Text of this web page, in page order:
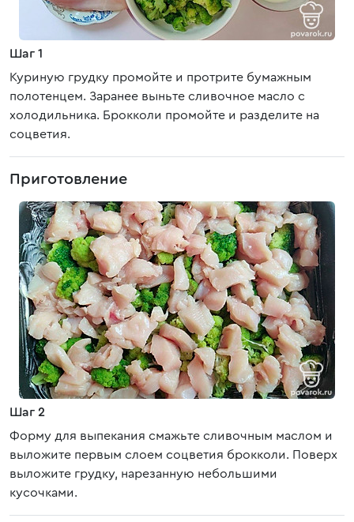
Шаг 1
Куриную грудку промойте и протрите бумажным
полотенцем. Заранее выньте сливочное масло с
холодильника. Брокколи промойте и разделите на
соцветия.
Приготовление
Шаг 2
Форму для выпекания смажьте сливочным маслом и
выложите первым слоем соцветия брокколи. Поверх
выложите грудку, нарезанную небольшими
кусочками.